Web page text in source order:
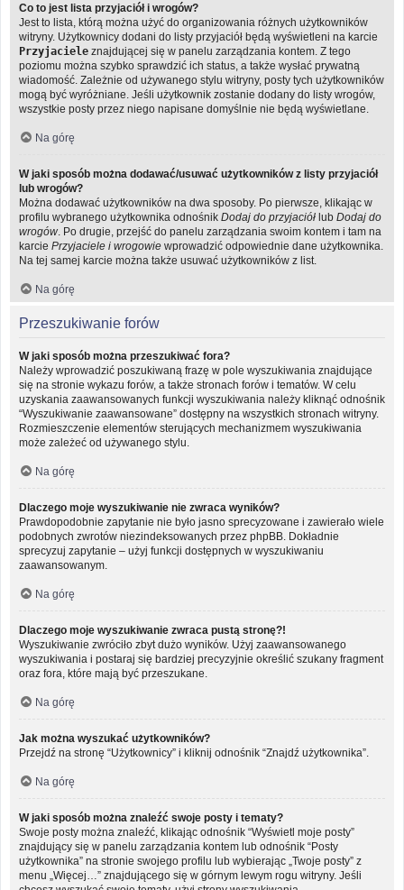
Co to jest lista przyjaciół i wrogów?
Jest to lista, którą można użyć do organizowania różnych użytkowników
witryny. Użytkownicy dodani do listy przyjaciół będą wyświetleni na karcie
Przyjaciele znajdującej się w panelu zarządzania kontem. Z tego
poziomu można szybko sprawdzić ich status, a także wysłać prywatną
wiadomość. Zależnie od używanego stylu witryny, posty tych użytkowników
mogą być wyróżniane. Jeśli użytkownik zostanie dodany do listy wrogów,
wszystkie posty przez niego napisane domyślnie nie będą wyświetlane.
Na górę
W jaki sposób można dodawać/usuwać użytkowników z listy przyjaciół
lub wrogów?
Można dodawać użytkowników na dwa sposoby. Po pierwsze, klikając w
profilu wybranego użytkownika odnośnik Dodaj do przyjaciół lub Dodaj do
wrogów . Po drugie, przejść do panelu zarządzania swoim kontem i tam na
karcie Przyjaciele i wrogowie wprowadzić odpowiednie dane użytkownika.
Na tej samej karcie można także usuwać użytkowników z list.
Na górę
Przeszukiwanie forów
W jaki sposób można przeszukiwać fora?
Należy wprowadzić poszukiwaną frazę w pole wyszukiwania znajdujące
się na stronie wykazu forów, a także stronach forów i tematów. W celu
uzyskania zaawansowanych funkcji wyszukiwania należy kliknąć odnośnik
“Wyszukiwanie zaawansowane” dostępny na wszystkich stronach witryny.
Rozmieszczenie elementów sterujących mechanizmem wyszukiwania
może zależeć od używanego stylu.
Na górę
Dlaczego moje wyszukiwanie nie zwraca wyników?
Prawdopodobnie zapytanie nie było jasno sprecyzowane i zawierało wiele
podobnych zwrotów niezindeksowanych przez phpBB. Dokładnie
sprecyzuj zapytanie – użyj funkcji dostępnych w wyszukiwaniu
zaawansowanym.
Na górę
Dlaczego moje wyszukiwanie zwraca pustą stronę?!
Wyszukiwanie zwróciło zbyt dużo wyników. Użyj zaawansowanego
wyszukiwania i postaraj się bardziej precyzyjnie określić szukany fragment
oraz fora, które mają być przeszukane.
Na górę
Jak można wyszukać użytkowników?
Przejdź na stronę “Użytkownicy” i kliknij odnośnik “Znajdź użytkownika”.
Na górę
W jaki sposób można znaleźć swoje posty i tematy?
Swoje posty można znaleźć, klikając odnośnik “Wyświetl moje posty”
znajdujący się w panelu zarządzania kontem lub odnośnik “Posty
użytkownika” na stronie swojego profilu lub wybierając „Twoje posty” z
menu „Więcej…” znajdującego się w górnym lewym rogu witryny. Jeśli